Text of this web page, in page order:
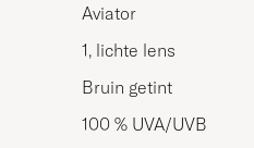
Aviator
1, lichte lens
Bruin getint
100 % UVA/UVB